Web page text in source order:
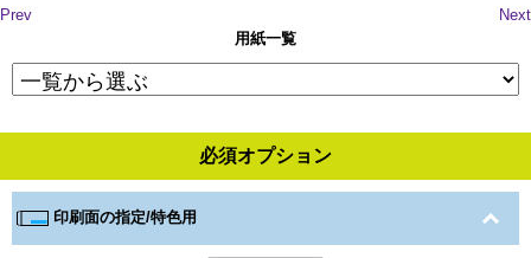
Prev
Next
用紙一覧
必須オプション
印刷面の指定/特色用